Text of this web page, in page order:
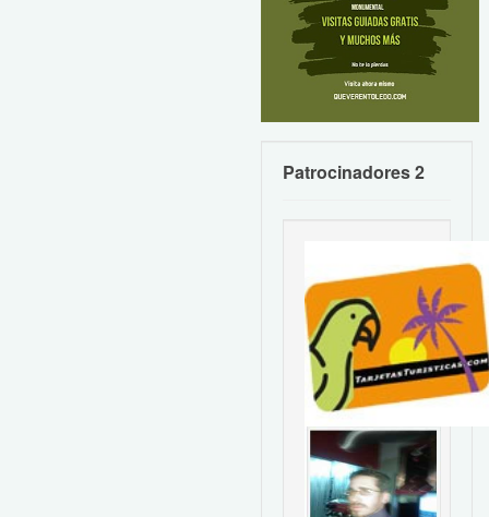
Patrocinadores 2